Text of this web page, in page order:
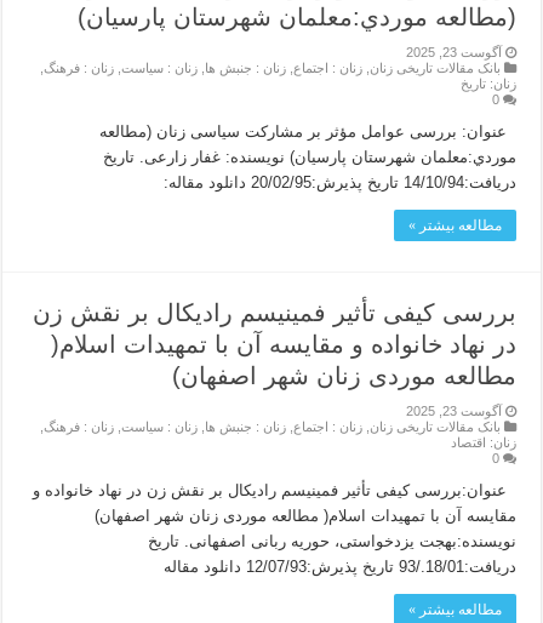
(مطالعه موردي:معلمان شهرستان پارسیان)
آگوست 23, 2025
بانک مقالات تاریخی زنان ,زنان : اجتماع ,زنان : جنبش ها ,زنان : سیاست ,زنان : فرهنگ
زنان: تاریخ
0
عنوان: بررسی عوامل مؤثر بر مشارکت سیاسی زنان (مطالعه
موردي:معلمان شهرستان پارسیان) نویسنده: غفار زارعی. تاریخ
دریافت:14/10/94 تاریخ پذیرش:20/02/95 دانلود مقاله:
مطالعه بیشتر »
بررسی کیفی تأثیر فمینیسم رادیکال بر نقش زن
در نهاد خانواده و مقایسه آن با تمهیدات اسلام(
مطالعه موردی زنان شهر اصفهان)
آگوست 23, 2025
بانک مقالات تاریخی زنان ,زنان : اجتماع ,زنان : جنبش ها ,زنان : سیاست ,زنان : فرهنگ
زنان: اقتصاد
0
عنوان:بررسی کیفی تأثیر فمینیسم رادیکال بر نقش زن در نهاد خانواده و
مقایسه آن با تمهیدات اسلام( مطالعه موردی زنان شهر اصفهان)
نویسنده:بهجت یزدخواستی، حوریه ربانی اصفهانی. تاریخ
دریافت:18/01./93 تاریخ پذیرش:12/07/93 دانلود مقاله
مطالعه بیشتر »